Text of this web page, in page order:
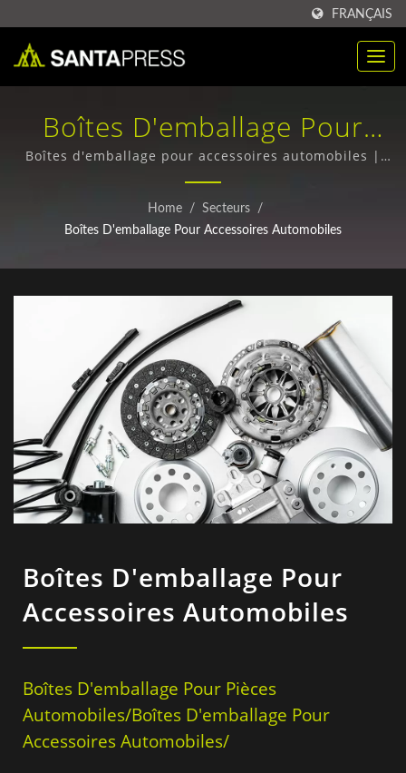
FRANÇAIS
Boîtes D'emballage Pour
Accessoires Automobiles |
Boîte D'emballage En
Plastique PP Personnalisée
Pour B2B | Santa Press Co.,
Ltd.
Boîtes d'emballage pour accessoires automobiles |
Acheter des boîtes d'emballage RPET en vrac - Qualité
supérieure, prix compétitifs
Home / Secteurs
/
Boîtes D'emballage Pour Accessoires Automobiles
Boîtes D'emballage Pour
Accessoires Automobiles
Boîtes D'emballage Pour Pièces
Automobiles/Boîtes D'emballage Pour
Accessoires Automobiles/